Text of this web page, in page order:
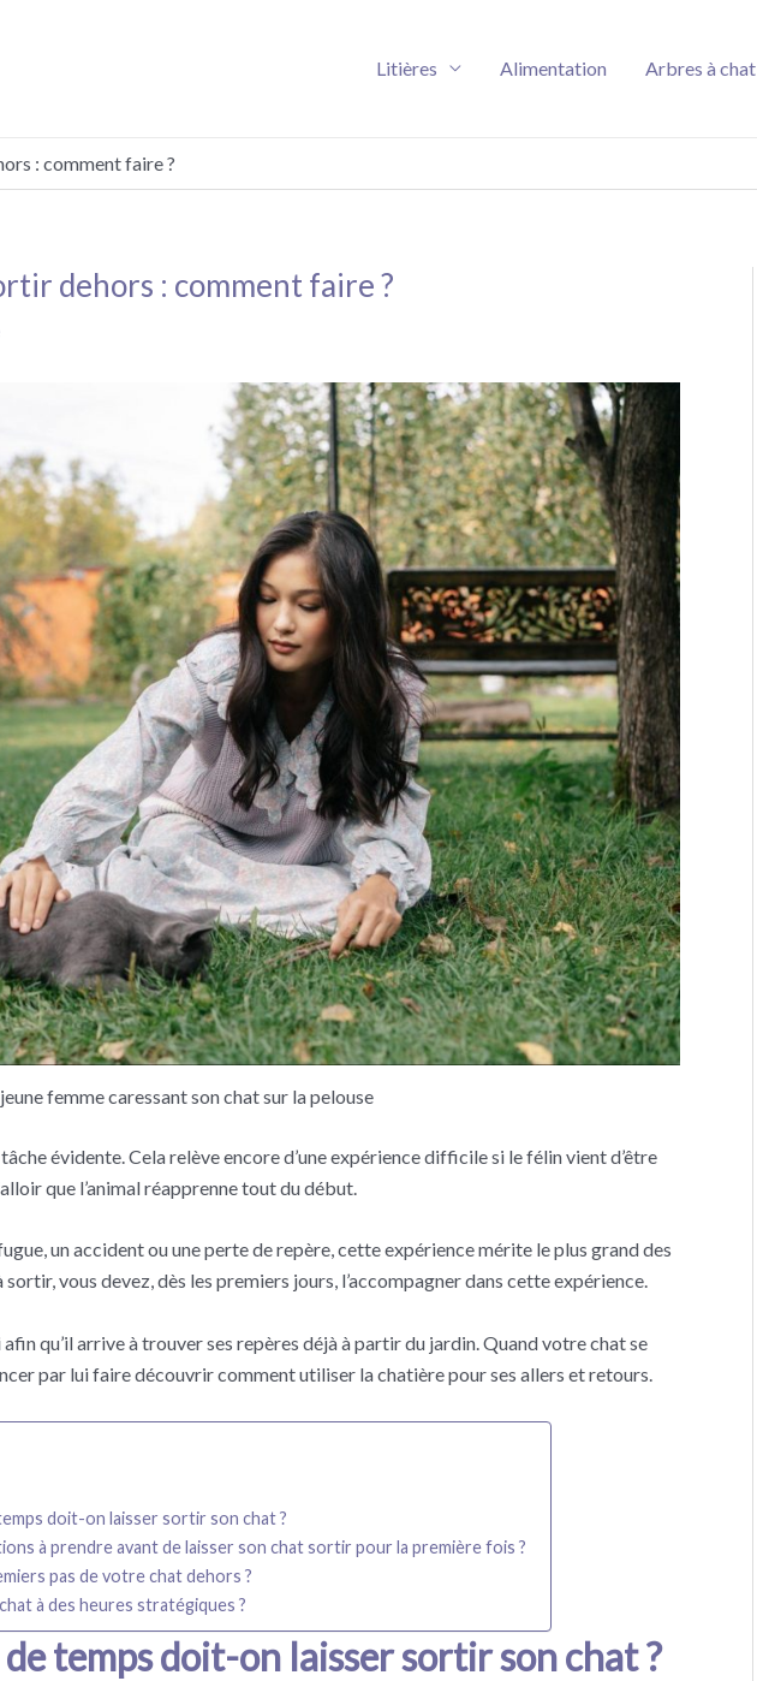
Litières Alimentation Arbres à chat
: comment faire ?
dehors : comment faire ?
femme caressant son chat sur la pelouse
évidente. Cela relève encore d’une expérience difficile si le félin vient d’être
que l’animal réapprenne tout du début.
un accident ou une perte de repère, cette expérience mérite le plus grand des
vous devez, dès les premiers jours, l’accompagner dans cette expérience.
qu’il arrive à trouver ses repères déjà à partir du jardin. Quand votre chat se
par lui faire découvrir comment utiliser la chatière pour ses allers et retours.
doit-on laisser sortir son chat ?
à prendre avant de laisser son chat sortir pour la première fois ?
pas de votre chat dehors ?
à des heures stratégiques ?
temps doit-on laisser sortir son chat ?